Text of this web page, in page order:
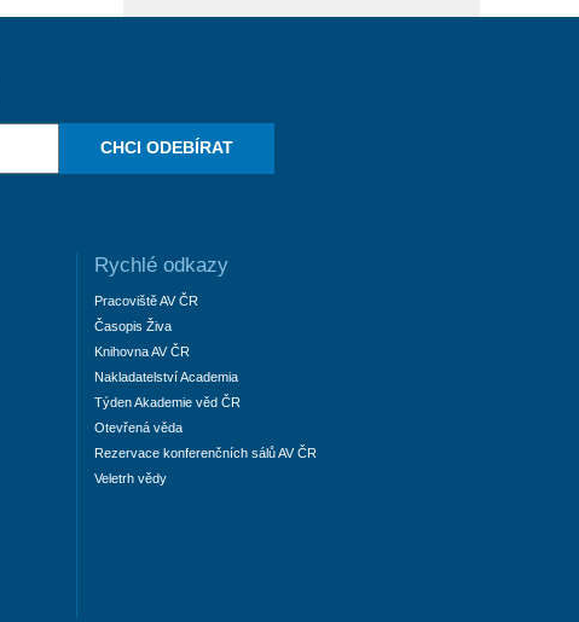
CHCI ODEBÍRAT
Rychlé odkazy
Pracoviště AV ČR
Časopis Živa
Knihovna AV ČR
Nakladatelství Academia
Týden Akademie věd ČR
Otevřená věda
Rezervace konferenčních sálů AV ČR
Veletrh vědy